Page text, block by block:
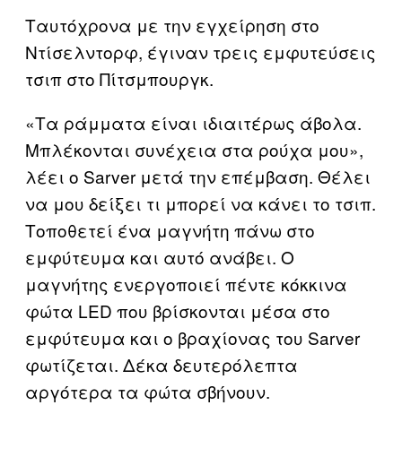
Ταυτόχρονα με την εγχείρηση στο
Ντίσελντορφ, έγιναν τρεις εμφυτεύσεις
τσιπ στο Πίτσμπουργκ.
«Τα ράμματα είναι ιδιαιτέρως άβολα.
Μπλέκονται συνέχεια στα ρούχα μου»,
λέει ο Sarver μετά την επέμβαση. Θέλει
να μου δείξει τι μπορεί να κάνει το τσιπ.
Τοποθετεί ένα μαγνήτη πάνω στο
εμφύτευμα και αυτό ανάβει. Ο
μαγνήτης ενεργοποιεί πέντε κόκκινα
φώτα LED που βρίσκονται μέσα στο
εμφύτευμα και ο βραχίονας του Sarver
φωτίζεται. Δέκα δευτερόλεπτα
αργότερα τα φώτα σβήνουν.